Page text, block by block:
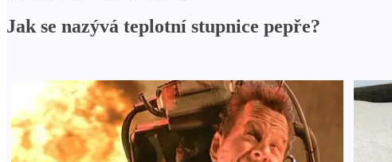
Jak se nazývá teplotní stupnice pepře?